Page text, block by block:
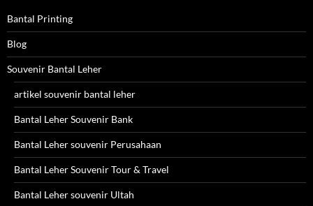
Bantal Printing
Blog
Souvenir Bantal Leher
artikel souvenir bantal leher
Bantal Leher Souvenir Bank
Bantal Leher souvenir Perusahaan
Bantal Leher Souvenir Tour & Travel
Bantal Leher souvenir Ultah